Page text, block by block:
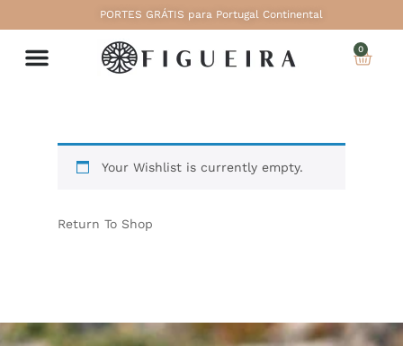
PORTES GRÁTIS para Portugal Continental
0
Your Wishlist is currently empty.
Return To Shop